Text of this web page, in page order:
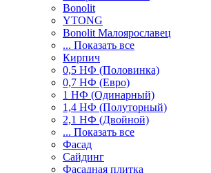
Bonolit
YTONG
Bonolit Малоярославец
... Показать все
Кирпич
0,5 НФ (Половинка)
0,7 НФ (Евро)
1 НФ (Одинарный)
1,4 НФ (Полуторный)
2,1 НФ (Двойной)
... Показать все
Фасад
Сайдинг
Фасадная плитка